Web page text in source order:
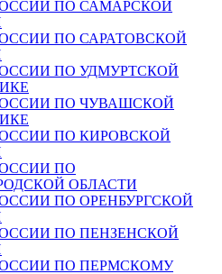
ПО САМАРСКОЙ
ПО САРАТОВСКОЙ
ПО УДМУРТСКОЙ
ПО ЧУВАШСКОЙ
ПО КИРОВСКОЙ
ПО
ОБЛАСТИ
ПО ОРЕНБУРГСКОЙ
ПО ПЕНЗЕНСКОЙ
ПО ПЕРМСКОМУ